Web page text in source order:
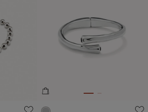
del cliente4.7de 5 Valoración del